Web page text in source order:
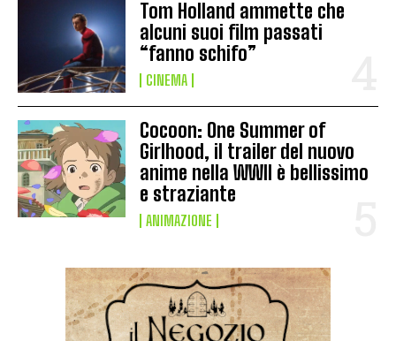
Tom Holland ammette che
alcuni suoi film passati
“fanno schifo”
CINEMA
Cocoon: One Summer of
Girlhood, il trailer del nuovo
anime nella WWII è bellissimo
e straziante
ANIMAZIONE